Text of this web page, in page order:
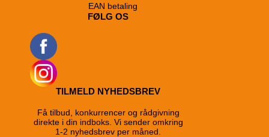
EAN betaling
FØLG OS
TILMELD NYHEDSBREV
Få tilbud, konkurrencer og rådgivning
direkte i din indboks. Vi sender omkring
1-2 nyhedsbrev per måned.